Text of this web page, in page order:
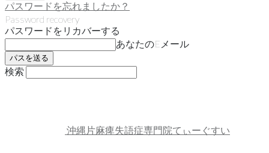
パスワードを忘れましたか？
Password recovery
パスワードをリカバーする
あなたのEメール
検索
沖縄片麻痺失語症専門院てぃーぐすい